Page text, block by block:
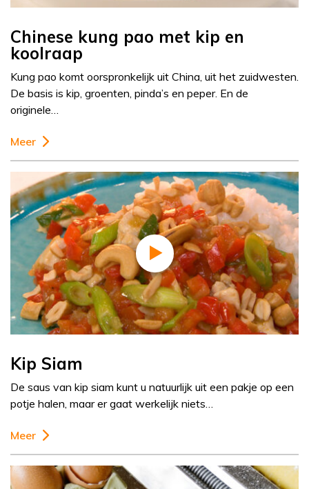
Chinese kung pao met kip en
koolraap
Kung pao komt oorspronkelijk uit China, uit het zuidwesten.
De basis is kip, groenten, pinda’s en peper. En de
originele…
Meer
Kip Siam
De saus van kip siam kunt u natuurlijk uit een pakje op een
potje halen, maar er gaat werkelijk niets…
Meer